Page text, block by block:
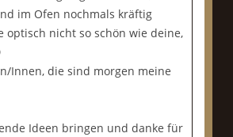
im Ofen nochmals kräftig
nicht so schön wie deine,
Innen, die sind morgen meine
Ideen bringen und danke für